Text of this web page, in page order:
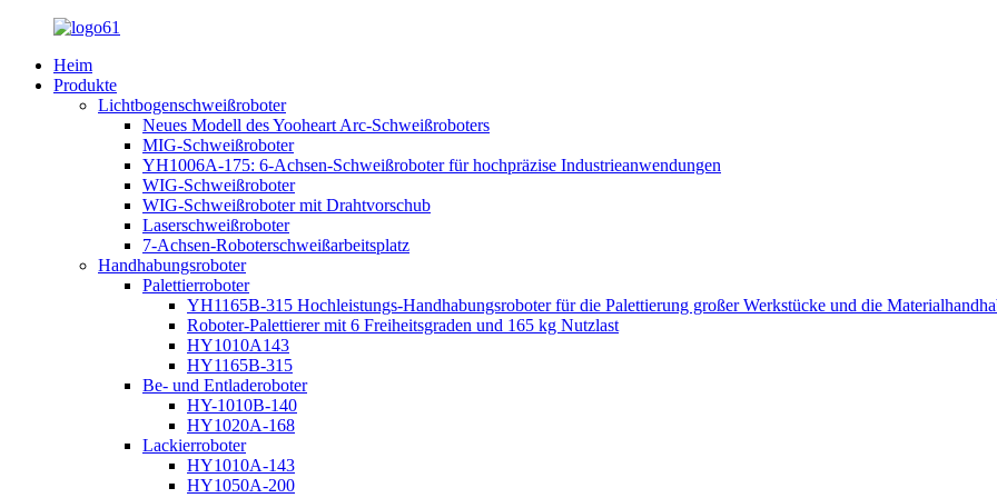
Heim
Produkte
Lichtbogenschweißroboter
Neues Modell des Yooheart Arc-Schweißroboters
MIG-Schweißroboter
YH1006A-175: 6-Achsen-Schweißroboter für hochpräzise Industrieanwendungen
WIG-Schweißroboter
WIG-Schweißroboter mit Drahtvorschub
Laserschweißroboter
7-Achsen-Roboterschweißarbeitsplatz
Handhabungsroboter
Palettierroboter
YH1165B-315 Hochleistungs-Handhabungsroboter für die Palettierung großer Werkstücke und die
Roboter-Palettierer mit 6 Freiheitsgraden und 165 kg Nutzlast
HY1010A143
HY1165B-315
Be- und Entladeroboter
HY-1010B-140
HY1020A-168
Lackierroboter
HY1010A-143
HY1050A-200